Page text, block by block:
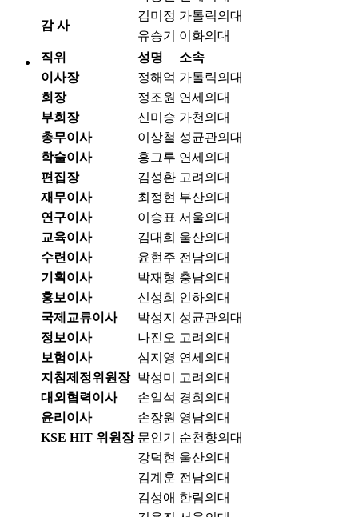
감 사
김미정 가톨릭의대
유승기
이화의대
직위
성명
소속
이사장
정해억 가톨릭의대
회장
정조원 연세의대
부회장
신미승 가천의대
총무이사
이상철 성균관의대
학술이사
홍그루 연세의대
편집장
김성환 고려의대
재무이사
최정현 부산의대
연구이사
이승표 서울의대
교육이사
김대희 울산의대
수련이사
윤현주 전남의대
기획이사
박재형 충남의대
홍보이사
신성희 인하의대
국제교류이사
박성지
성균관의대
정보이사
나진오 고려의대
보험이사
심지영 연세의대
지침제정위원장 박성미
고려의대
대외협력이사
손일석 경희의대
윤리이사
손장원 영남의대
KSE HIT 위원장 문인기 순천향의대
강덕현 울산의대
김계훈 전남의대
김성애 한림의대